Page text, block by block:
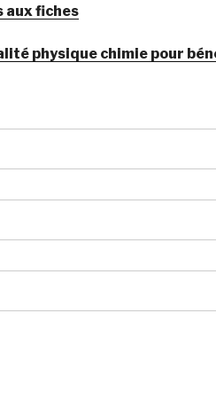
aux fiches
physique chimie pour